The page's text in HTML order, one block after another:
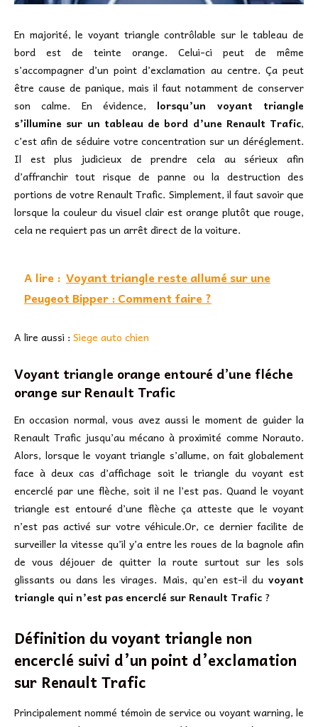
En majorité, le voyant triangle contrôlable sur le tableau de
bord est de teinte orange. Celui-ci peut de même
s’accompagner d’un point d’exclamation au centre. Ça peut
être cause de panique, mais il faut notamment de conserver
son calme. En évidence, lorsqu’un voyant triangle
s’illumine sur un tableau de bord d’une Renault Trafic,
c’est afin de séduire votre concentration sur un déréglement.
Il est plus judicieux de prendre cela au sérieux afin
d’affranchir tout risque de panne ou la destruction des
portions de votre Renault Trafic. Simplement, il faut savoir que
lorsque la couleur du visuel clair est orange plutôt que rouge,
cela ne requiert pas un arrêt direct de la voiture.
A lire : Voyant triangle reste allumé sur une
Peugeot Bipper : Comment faire ?
A lire aussi : Siege auto chien
Voyant triangle orange entouré d’une fléche
orange sur Renault Trafic
En occasion normal, vous avez aussi le moment de guider la
Renault Trafic jusqu’au mécano à proximité comme Norauto.
Alors, lorsque le voyant triangle s’allume, on fait globalement
face à deux cas d’affichage soit le triangle du voyant est
encerclé par une flèche, soit il ne l’est pas. Quand le voyant
triangle est entouré d’une flèche ça atteste que le voyant
n’est pas activé sur votre véhicule.Or, ce dernier facilite de
surveiller la vitesse qu’il y’a entre les roues de la bagnole afin
de vous déjouer de quitter la route surtout sur les sols
glissants ou dans les virages. Mais, qu’en est-il du voyant
triangle qui n’est pas encerclé sur Renault Trafic ?
Définition du voyant triangle non
encerclé suivi d’un point d’exclamation
sur Renault Trafic
Principalement nommé témoin de service ou voyant warning, le